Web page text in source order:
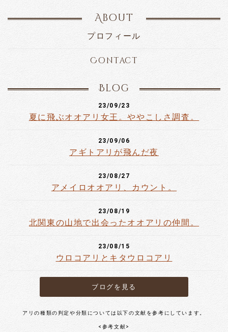
About
プロフィール
Contact
Blog
23/09/23
夏に飛ぶオオアリ女王。ややこしさ調査。
23/09/06
アギトアリが飛んだ夜
23/08/27
アメイロオオアリ、カウント。
23/08/19
北関東の山地で出会ったオオアリの仲間。
23/08/15
ウロコアリとキタウロコアリ
ブログを見る
アリの種類の判定や分類については以下の文献を参考にしています。
<参考文献>